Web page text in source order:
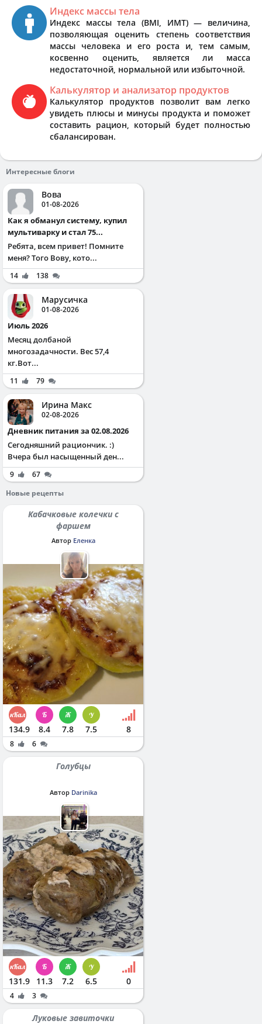
Индекс массы тела
Индекс массы тела (BMI, ИМТ) — величина,
позволяющая оценить степень соответствия
массы человека и его роста и, тем самым,
косвенно оценить, является ли масса
недостаточной, нормальной или избыточной.
Калькулятор и анализатор продуктов
Калькулятор продуктов позволит вам легко
увидеть плюсы и минусы продукта и поможет
составить рацион, который будет полностью
сбалансирован.
Интересные блоги
Вова
01-08-2026
Как я обманул систему, купил
мультиварку и стал 75...
Ребята, всем привет! Помните
меня? Того Вову, кото...
14 138
Марусичка
01-08-2026
Июль 2026
Месяц долбаной
многозадачности. Вес 57,4
кг.Вот...
11 79
Ирина Макс
02-08-2026
Дневник питания за 02.08.2026
Сегодняшний рациончик. :)
Вчера был насыщенный ден...
9
67
Новые рецепты
Кабачковые колечки с
фаршем
Автор Еленка
134.9 8.4 7.8 7.5 8
8 6
Голубцы
Автор Darinika
131.9 11.3 7.2 6.5 0
4 3
Луковые завиточки